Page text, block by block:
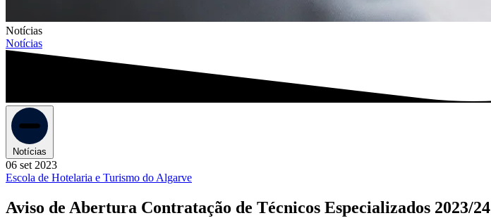
Notícias
Notícias
Notícias
06 set 2023
Escola de Hotelaria e Turismo do Algarve
Aviso de Abertura Contratação de Técnicos Especializados 2023/24